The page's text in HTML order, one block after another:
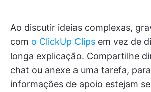
Ao discutir ideias complexas,
com o ClickUp Clips em vez de
longa explicação. Compartilhe
chat ou anexe a uma tarefa,
informações de apoio estejam